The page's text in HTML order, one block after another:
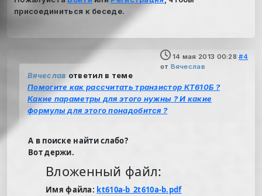
присоединиться к беседе.
14 мая 2013 00:28 #4
от Вячеслав
Вячеслав ответил в теме
Помогите как рассчитать транзистор КТ610Б ?
Какие параметры для этого нужны ? И какие
формулы для этого понадобится ?
А в поиске найти слабо?
Вот держи.
Вложенный файл:
Имя файла: kt610a-b_2t610a-b.pdf